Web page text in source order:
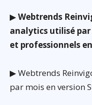
▶Webtrends
analytics utilisé par
et professionnels
▶ Webtrends
par mois en version